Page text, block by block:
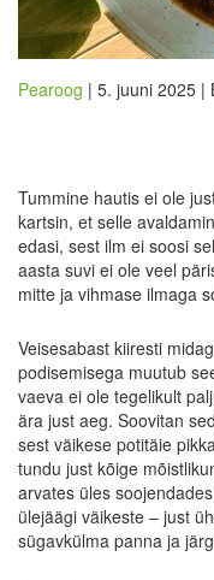
Pearoog | 5. juuni 2025 |
Tummine hautis ei ole
kartsin, et selle
edasi, sest ilm ei soosi
aasta suvi ei ole veel
mitte ja vihmase ilmaga
Veisesabast kiiresti
podisemisega muutub
vaeva ei ole tegelikult
ära just aeg. Soovitan
sest väikese potitäie
tundu just kõige
arvates üles
ülejäägi väikeste – just
sügavkülma panna ja